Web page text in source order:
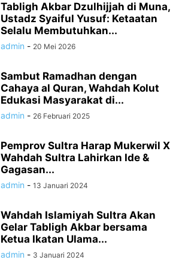
Tabligh Akbar Dzulhijjah di Muna,
Ustadz Syaiful Yusuf: Ketaatan
Selalu Membutuhkan...
admin - 20 Mei 2026
Sambut Ramadhan dengan
Cahaya al Quran, Wahdah Kolut
Edukasi Masyarakat di...
admin - 26 Februari 2025
Pemprov Sultra Harap Mukerwil X
Wahdah Sultra Lahirkan Ide &
Gagasan...
admin - 13 Januari 2024
Wahdah Islamiyah Sultra Akan
Gelar Tabligh Akbar bersama
Ketua Ikatan Ulama...
admin - 3 Januari 2024